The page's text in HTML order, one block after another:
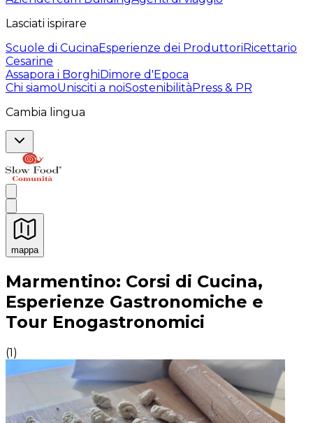
Lasciati ispirare
Scuole di CucinaEsperienze dei ProduttoriRicettario
Cesarine
Assapora i BorghiDimore d'Epoca
Chi siamoUnisciti a noiSostenibilitàPress & PR
Cambia lingua
mappa
Esperienze culinarie indimenticabili: Esperienze
Marmentino: Corsi di Cucina,
Esperienze Gastronomiche e
Tour Enogastronomici
(1)